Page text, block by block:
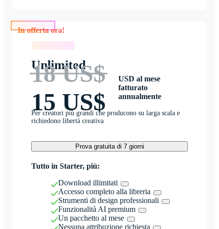
Unlimited
18 US$
15 US$
USD al mese
fatturato
annualmente
Per creatori più grandi che producono su larga scala e
richiedono libertà creativa
Prova gratuita di 7 giorni
Tutto in Starter, più:
Download illimitati
Accesso completo alla libreria
Strumenti di design professionali
Funzionalità AI premium
Un pacchetto al mese
Nessuna attribuzione richiesta